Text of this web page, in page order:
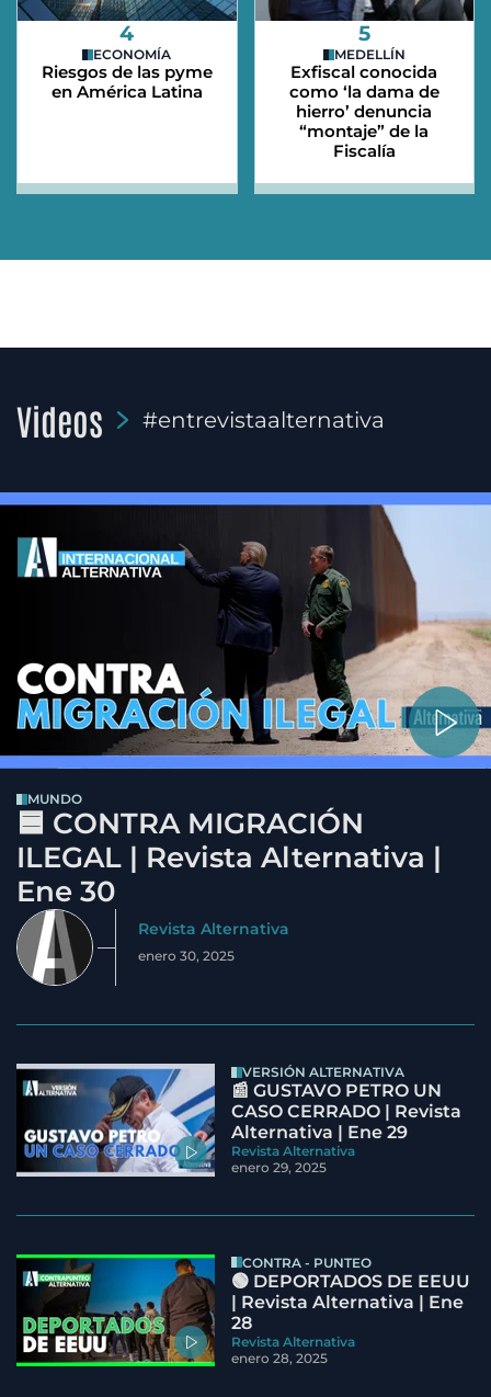
4
ECONOMÍA
Riesgos de las pyme
en América Latina
5
MEDELLÍN
Exfiscal conocida
como ‘la dama de
hierro’ denuncia
“montaje” de la
Fiscalía
Videos #entrevistaalternativa
MUNDO
🟦 CONTRA MIGRACIÓN
ILEGAL | Revista Alternativa |
Ene 30
Revista Alternativa
enero 30, 2025
VERSIÓN ALTERNATIVA
📰 GUSTAVO PETRO UN
CASO CERRADO | Revista
Alternativa | Ene 29
Revista Alternativa
enero 29, 2025
CONTRA - PUNTEO
🟢 DEPORTADOS DE EEUU
| Revista Alternativa | Ene
28
Revista Alternativa
enero 28, 2025